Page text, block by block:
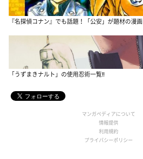
『名探偵コナン』でも話題！「公安」が題材の漫画
「うずまきナルト」の使用忍術一覧‼
マンガペディアについて
情報提供
利用規約
プライバシーポリシー